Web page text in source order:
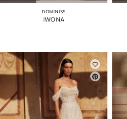
DOMINISS
IWONA